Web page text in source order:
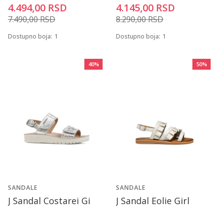
4.494,00 RSD
7.490,00RSD
Dostupno boja: 1
4.145,00 RSD
8.290,00RSD
Dostupno boja: 1
40%
SANDALE
J Sandal Costarei Gi
50%
SANDALE
J Sandal Eolie Girl